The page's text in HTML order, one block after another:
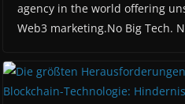
agency in the world offering
Web3 marketing.No Big Tech.